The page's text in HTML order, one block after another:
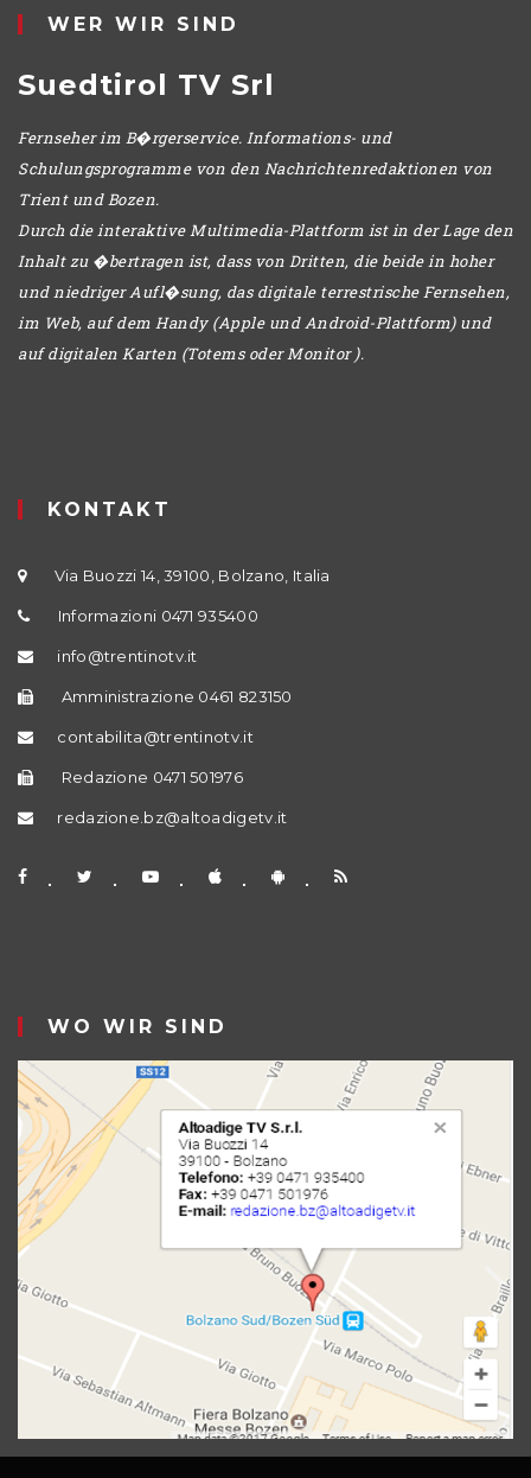
WER WIR SIND
Suedtirol TV Srl
Fernseher im B�rgerservice. Informations- und
Schulungsprogramme von den Nachrichtenredaktionen von
Trient und Bozen.
Durch die interaktive Multimedia-Plattform ist in der Lage den
Inhalt zu �bertragen ist, dass von Dritten, die beide in hoher
und niedriger Aufl�sung, das digitale terrestrische Fernsehen,
im Web, auf dem Handy (Apple und Android-Plattform) und
auf digitalen Karten (Totems oder Monitor ).
KONTAKT
Via Buozzi 14, 39100, Bolzano, Italia
Informazioni 0471 935400
info@trentinotv.it
Amministrazione 0461 823150
contabilita@trentinotv.it
Redazione 0471 501976
redazione.bz@altoadigetv.it
WO WIR SIND